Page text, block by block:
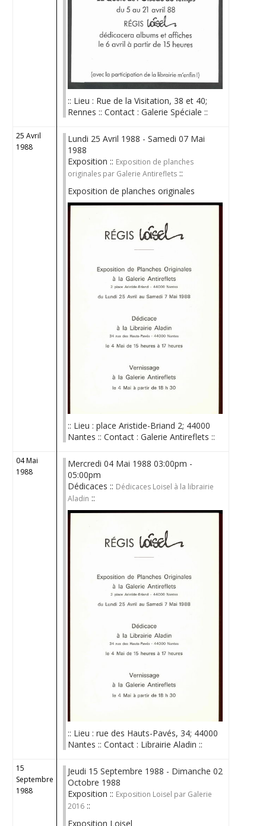
:: Lieu : Rue de la Visitation, 38 et 40;
Rennes :: Contact : Galerie Spéciale ::
25 Avril
1988
Lundi 25 Avril 1988 - Samedi 07 Mai
1988
Exposition :: Exposition de planches
originales par Galerie Antireflets ::
Exposition de planches originales
:: Lieu : place Aristide-Briand 2; 44000
Nantes :: Contact : Galerie Antireflets ::
04 Mai
1988
Mercredi 04 Mai 1988 03:00pm -
05:00pm
Dédicaces :: Dédicaces Loisel à la librairie
Aladin ::
:: Lieu : rue des Hauts-Pavés, 34; 44000
Nantes :: Contact : Librairie Aladin ::
15
Septembre
1988
Jeudi 15 Septembre 1988 - Dimanche 02
Octobre 1988
Exposition :: Exposition Loisel par Galerie
2016 ::
Exposition Loisel